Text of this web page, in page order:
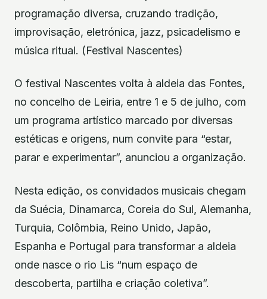
programação diversa, cruzando tradição,
improvisação, eletrónica, jazz, psicadelismo e
música ritual. (Festival Nascentes)
O festival Nascentes volta à aldeia das Fontes,
no concelho de Leiria, entre 1 e 5 de julho, com
um programa artístico marcado por diversas
estéticas e origens, num convite para “estar,
parar e experimentar”, anunciou a organização.
Nesta edição, os convidados musicais chegam
da Suécia, Dinamarca, Coreia do Sul, Alemanha,
Turquia, Colômbia, Reino Unido, Japão,
Espanha e Portugal para transformar a aldeia
onde nasce o rio Lis “num espaço de
descoberta, partilha e criação coletiva”.